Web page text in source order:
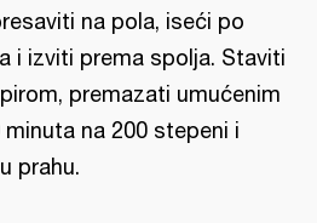
na pola, iseći po
i izviti prema spolja. Staviti
premazati umućenim
na 200 stepeni i
prahu.